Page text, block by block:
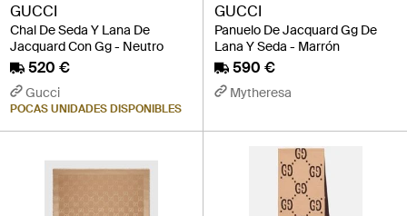
GUCCI
Chal De Seda Y Lana De
Jacquard Con Gg - Neutro
520 €
Gucci
POCAS UNIDADES DISPONIBLES
GUCCI
Panuelo De Jacquard Gg De
Lana Y Seda - Marrón
590 €
Mytheresa